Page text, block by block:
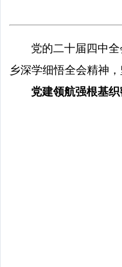
党的二十届四中
乡深学细悟全会精神
党建领航强根基织